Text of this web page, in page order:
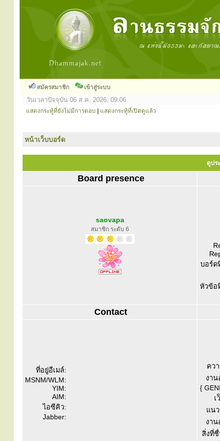
สมัครสมาชิก เข้าสู่ระบบ
วันเวลาปัจจุบัน 06 ส.ค. 2026, 09:06
แสดงกระทู้ที่ยังไม่มีการตอบ แสดงกระทู้ที่เปิดดูแล้ว
หน้าเว็บบอร์ด
ดูปร
Board presence
saovapa
สมาชิก ระดับ 6
บอร์ด
หัวข้อ
Contact
ที่อยู่อีเมล์:
MSNM/WLM:
YIM:
AIM:
ไอซีคิว:
Jabber:
คว
งาน
{
เ
แน
งาน
สิ่งที่